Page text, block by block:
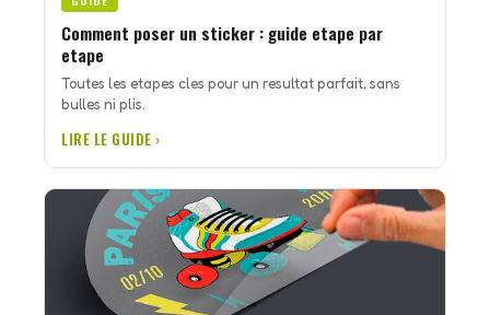
Comment poser un sticker : guide etape par
etape
Toutes les etapes cles pour un resultat parfait, sans
bulles ni plis.
LIRE LE GUIDE ›